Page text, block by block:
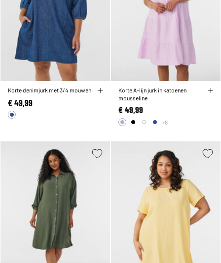
Korte denimjurk met 3/4 mouwen
€ 49,99
Korte A-lijn jurk in katoenen
mousseline
€ 49,99
+8